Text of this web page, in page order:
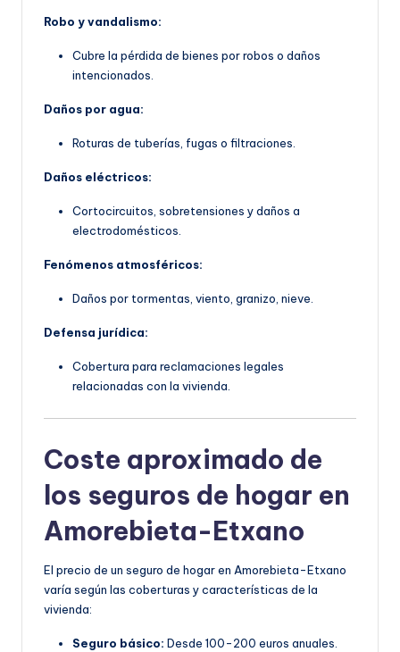
Robo y vandalismo:
Cubre la pérdida de bienes por robos o daños
intencionados.
Daños por agua:
Roturas de tuberías, fugas o filtraciones.
Daños eléctricos:
Cortocircuitos, sobretensiones y daños a
electrodomésticos.
Fenómenos atmosféricos:
Daños por tormentas, viento, granizo, nieve.
Defensa jurídica:
Cobertura para reclamaciones legales
relacionadas con la vivienda.
Coste aproximado de
los seguros de hogar en
Amorebieta-Etxano
El precio de un seguro de hogar en Amorebieta-Etxano
varía según las coberturas y características de la
vivienda:
Seguro básico: Desde 100-200 euros anuales.